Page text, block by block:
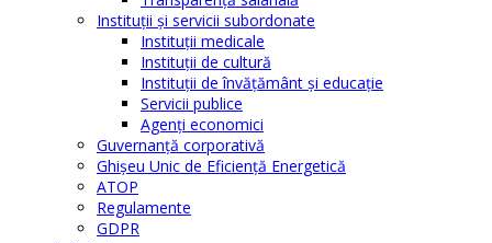
Instituţii şi servicii subordonate
Instituţii medicale
Instituţii de cultură
Instituţii de învăţământ şi educaţie
Servicii publice
Agenţi economici
Guvernanță corporativă
Ghişeu Unic de Eficienţă Energetică
ATOP
Regulamente
GDPR